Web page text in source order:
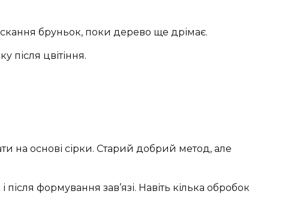
бруньок, поки дерево ще дрімає.
після цвітіння.
на основі сірки. Старий добрий метод, але
формування зав’язі. Навіть кілька обробок